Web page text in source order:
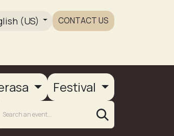
(US) CONTACT US
Festival